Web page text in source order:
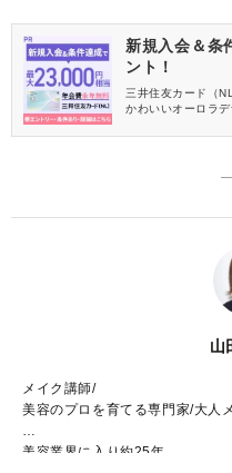
新規入会＆条
ント！
三井住友カード（
かわいいオーロラデ
―
山
メイク講師/
美容のプロを育てる専門家/大人
美容業界に入り約25年。